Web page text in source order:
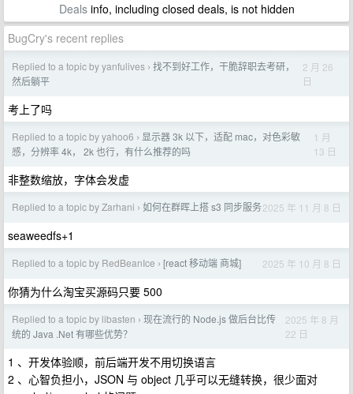
Dealsinfo, including closed deals, is not hidden
BugCry's recent replies
Replied to a topic by yanfulives › 找不到好工作，干脆辞职去考研，
然后躺平
2 月 26
日
考上了吗
Replied to a topic by yahoo6 › 显示器 3k 以下，适配 mac，对色彩敏
感，分辨率 4k， 2k 也行，有什么推荐的吗
1 月
13 日
非整数缩放，字体会发虚
Replied to a topic by Zarhani › 如何在群晖上搭 s3 同步服务2025 年 11 月 8 日
seaweedfs+1
Replied to a topic by RedBeanIce › [react 移动端 商城] 2025 年 10 月 8 日
你猜为什么淘宝买源码只要 500
Replied to a topic by libasten › 现在流行的 Node.js 做后台比传
统的 Java .Net 有哪些优势？
2025 年 8 月
22 日
1 、开发体验顺，前后端开发不用切换语言
2 、心智负担小，JSON 与 object 几乎可以无缝转换，很少面对